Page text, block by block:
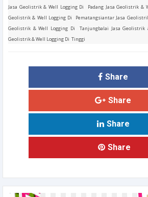
Jasa Geolistrik & Well Logging Di Padang Jasa Geolistrik &
Geolistrik & Well Logging Di Pematangsiantar Jasa
Geolistrik & Well Logging Di Tanjungbalai Jasa Geolistrik
Geolistrik & Well Logging Di Tinggi
Share
Share
Share
Share